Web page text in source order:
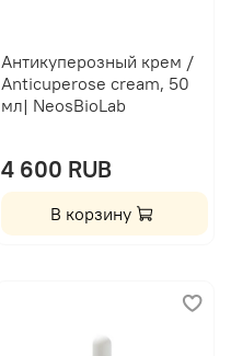
Антикуперозный крем /
Anticuperose cream, 50
мл| NeosBioLab
4 600 RUB
В корзину